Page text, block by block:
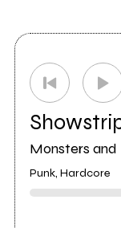
Monsters
Punk, Hardcore